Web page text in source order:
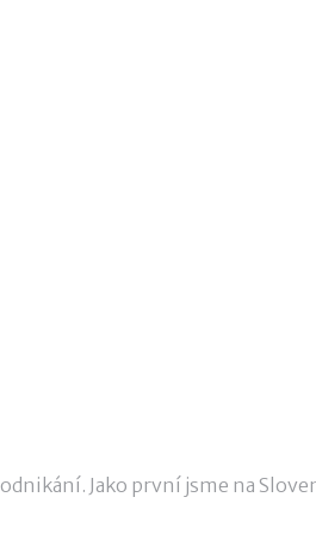
Jako první jsme na